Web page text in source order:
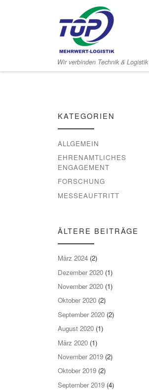
Zum Inhalt springen
Wir verbinden Technik & Logistik
KATEGORIEN
ALLGEMEIN
EHRENAMTLICHES
ENGAGEMENT
FORSCHUNG
MESSEAUFTRITT
ÄLTERE BEITRÄGE
März 2024 (2)
Dezember 2020 (1)
November 2020 (1)
Oktober 2020 (2)
September 2020 (2)
August 2020 (1)
März 2020 (1)
November 2019 (2)
Oktober 2019 (2)
September 2019 (4)